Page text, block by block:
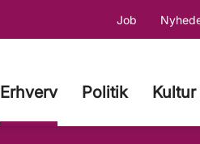
Job
Erhverv Politik